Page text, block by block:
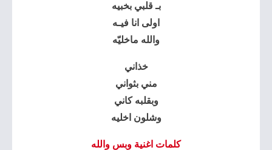
بـ قلبي بخبيه
اولى انا فيـه
والله ماخليّه
خذاني
مني بثواني
وبقلبه كاني
وشلون اخليه
كلمات اغنية وبس والله